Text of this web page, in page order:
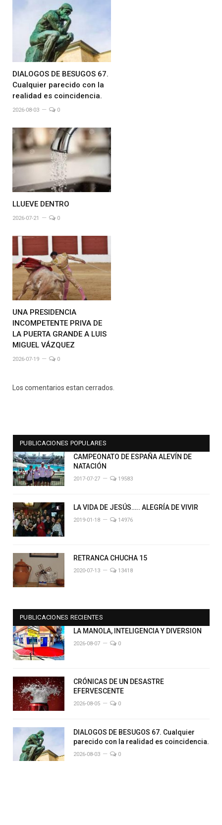
DIALOGOS DE BESUGOS 67.
Cualquier parecido con la
realidad es coincidencia.
2026-08-03 0
LLUEVE DENTRO
2026-07-21 0
UNA PRESIDENCIA
INCOMPETENTE PRIVA DE
LA PUERTA GRANDE A LUIS
MIGUEL VÁZQUEZ
2026-07-19 0
Los comentarios estan cerrados.
PUBLICACIONES POPULARES
CAMPEONATO DE ESPAÑA ALEVÍN DE
NATACIÓN
2017-07-27 19583
LA VIDA DE JESÚS….. ALEGRÍA DE VIVIR
2019-01-18 14976
RETRANCA CHUCHA 15
2020-07-13 13418
PUBLICACIONES RECIENTES
LA MANOLA, INTELIGENCIA Y DIVERSION
2026-08-07 0
CRÓNICAS DE UN DESASTRE
EFERVESCENTE
2026-08-05 0
DIALOGOS DE BESUGOS 67. Cualquier
parecido con la realidad es coincidencia.
2026-08-03 0